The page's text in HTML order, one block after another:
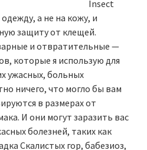
Insect
а не на кожу, и
защиту от клещей.
и отвратительные —
которые я использую для
ужасных, больных
ничего, что могло бы вам
в размерах от
И они могут заразить вас
болезней, таких как
Скалистых гор, бабезиоз,